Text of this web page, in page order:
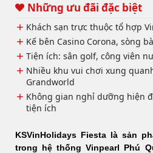
Những ưu đãi đặc biệt
Khách sạn trực thuộc tổ hợp
Kế bên Casino Corona, sòng
Tiện ích: sân golf, công viên
Nhiều khu vui chơi xung
Grandworld
Không gian nghỉ dưỡng hiện
tiện ích
KSVinHolidays Fiesta là sản
trong hệ thống Vinpearl Phú